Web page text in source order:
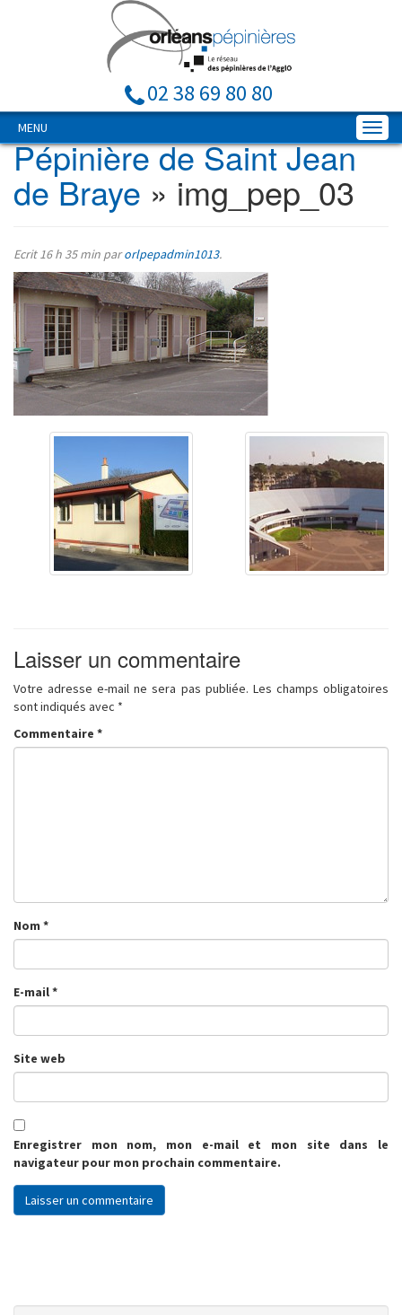
02 38 69 80 80
MENU
Pépinière de Saint Jean
de Braye » img_pep_03
Ecrit16 h 35 min parorlpepadmin1013.
Laisser un commentaire
Votre adresse e-mail ne sera pas publiée. Les champs obligatoires
sont indiqués avec *
Commentaire *
Nom *
E-mail*
Site web
Enregistrer mon nom, mon e-mail et mon site dans le
navigateur pour mon prochain commentaire.